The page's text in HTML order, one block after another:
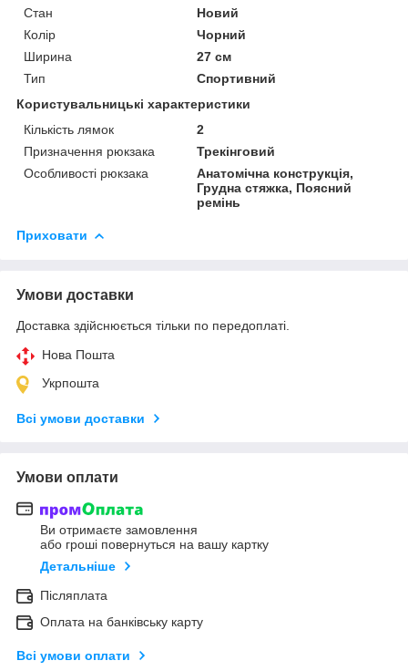
Стан
Новий
Колір
Чорний
Ширина
27 см
Тип
Спортивний
Користувальницькі характеристики
Кількість лямок
2
Призначення рюкзака
Трекінговий
Особливості рюкзака
Анатомічна конструкція,
Грудна стяжка, Поясний
ремінь
Приховати
Умови доставки
Доставка здійснюється тільки по передоплаті.
Нова Пошта
Укрпошта
Всі умови доставки
Умови оплати
Ви отримаєте замовлення
або гроші повернуться на вашу картку
Детальніше
Післяплата
Оплата на банківську карту
Всі умови оплати